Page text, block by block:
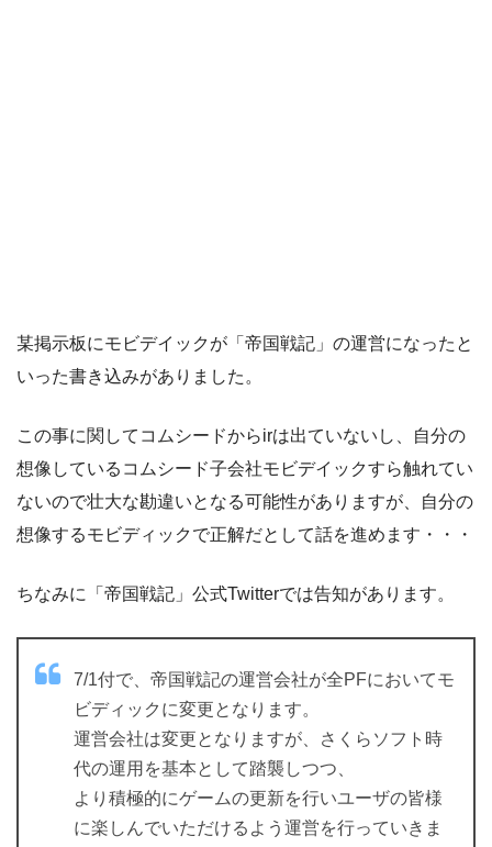
某掲示板にモビデイックが「帝国戦記」の運営になったと
いった書き込みがありました。
この事に関してコムシードからirは出ていないし、自分の
想像しているコムシード子会社モビデイックすら触れてい
ないので壮大な勘違いとなる可能性がありますが、自分の
想像するモビディックで正解だとして話を進めます・・・
ちなみに「帝国戦記」公式Twitterでは告知があります。
7/1付で、帝国戦記の運営会社が全PFにおいてモ
ビディックに変更となります。
運営会社は変更となりますが、さくらソフト時
代の運用を基本として踏襲しつつ、
より積極的にゲームの更新を行いユーザの皆様
に楽しんでいただけるよう運営を行っていきま